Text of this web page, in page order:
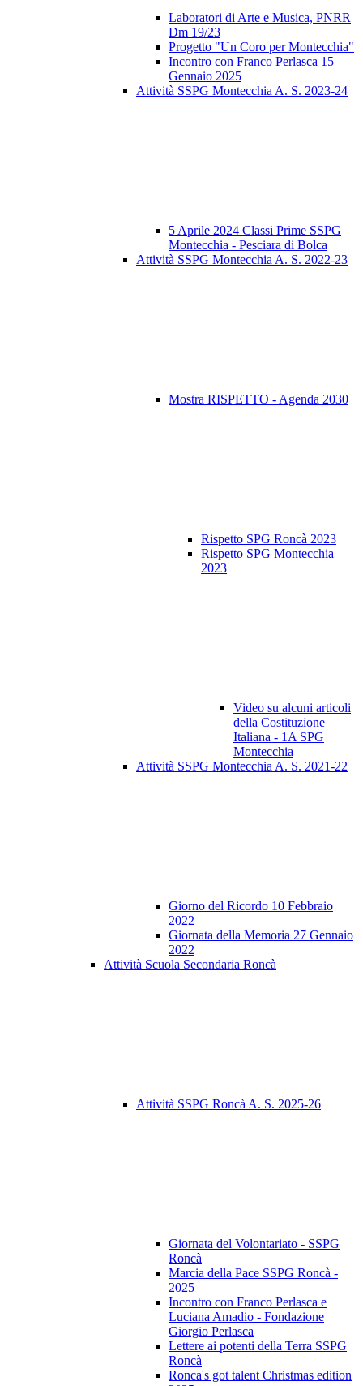
Laboratori di Arte e Musica, PNRR
Dm 19/23
Progetto "Un Coro per Montecchia"
Incontro con Franco Perlasca 15
Gennaio 2025
Attività SSPG Montecchia A. S. 2023-24
5 Aprile 2024 Classi Prime SSPG
Montecchia - Pesciara di Bolca
Attività SSPG Montecchia A. S. 2022-23
Mostra RISPETTO - Agenda 2030
Rispetto SPG Roncà 2023
Rispetto SPG Montecchia
2023
Video su alcuni articoli
della Costituzione
Italiana - 1A SPG
Montecchia
Attività SSPG Montecchia A. S. 2021-22
Giorno del Ricordo 10 Febbraio
2022
Giornata della Memoria 27 Gennaio
2022
Attività Scuola Secondaria Roncà
Attività SSPG Roncà A. S. 2025-26
Giornata del Volontariato - SSPG
Roncà
Marcia della Pace SSPG Roncà -
2025
Incontro con Franco Perlasca e
Luciana Amadio - Fondazione
Giorgio Perlasca
Lettere ai potenti della Terra SSPG
Roncà
Ronca's got talent Christmas edition